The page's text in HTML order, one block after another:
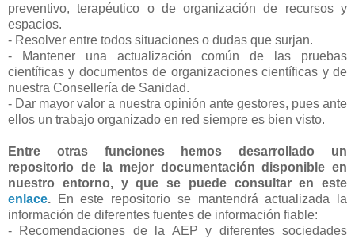
preventivo, terapéutico o de organización de recursos y
espacios.
- Resolver entre todos situaciones o dudas que surjan.
- Mantener una actualización común de las pruebas
científicas y documentos de organizaciones científicas y de
nuestra Consellería de Sanidad.
- Dar mayor valor a nuestra opinión ante gestores, pues ante
ellos un trabajo organizado en red siempre es bien visto.
Entre otras funciones hemos desarrollado un
repositorio de la mejor documentación disponible en
nuestro entorno, y que se puede consultar en este
enlace. En este repositorio se mantendrá actualizada la
información de diferentes fuentes de información fiable:
- Recomendaciones de la AEP y diferentes sociedades